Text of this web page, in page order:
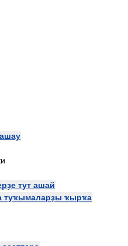
тут ашай
туҡымаларҙы ҡырҡа